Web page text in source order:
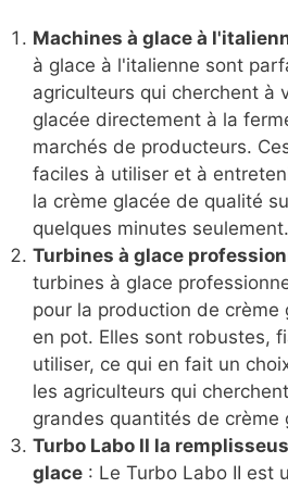
Machines à glace à
à glace à l'italienne sont
agriculteurs qui cherchent à
glacée directement à la
marchés de producteurs.
faciles à utiliser et à
la crème glacée de qualité
quelques minutes seulement.
Turbines à glace
turbines à glace
pour la production de crème
en pot. Elles sont robustes,
utiliser, ce qui en fait un
les agriculteurs qui
grandes quantités de crème
Turbo Labo II la
glace : Le Turbo Labo II est